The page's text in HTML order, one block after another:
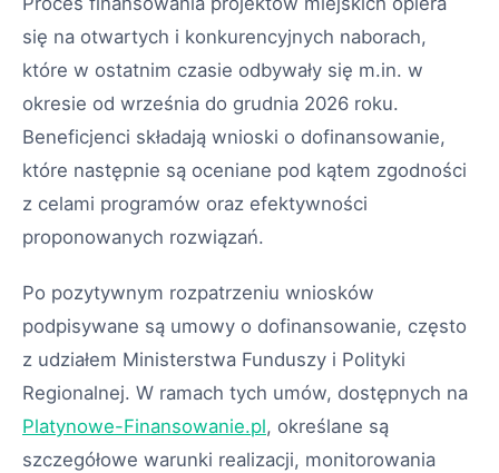
się na otwartych i konkurencyjnych naborach,
które w ostatnim czasie odbywały się m.in. w
okresie od września do grudnia 2026 roku.
Beneficjenci składają wnioski o dofinansowanie,
które następnie są oceniane pod kątem zgodności
z celami programów oraz efektywności
proponowanych rozwiązań.
Po pozytywnym rozpatrzeniu wniosków
podpisywane są umowy o dofinansowanie, często
z udziałem Ministerstwa Funduszy i Polityki
Regionalnej. W ramach tych umów, dostępnych na
Platynowe-Finansowanie.pl, określane są
szczegółowe warunki realizacji, monitorowania